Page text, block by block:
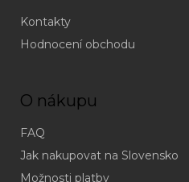
Kontakty
Hodnocení obchodu
O nákupu
FAQ
Jak nakupovat na Slovensko
Možnosti platby